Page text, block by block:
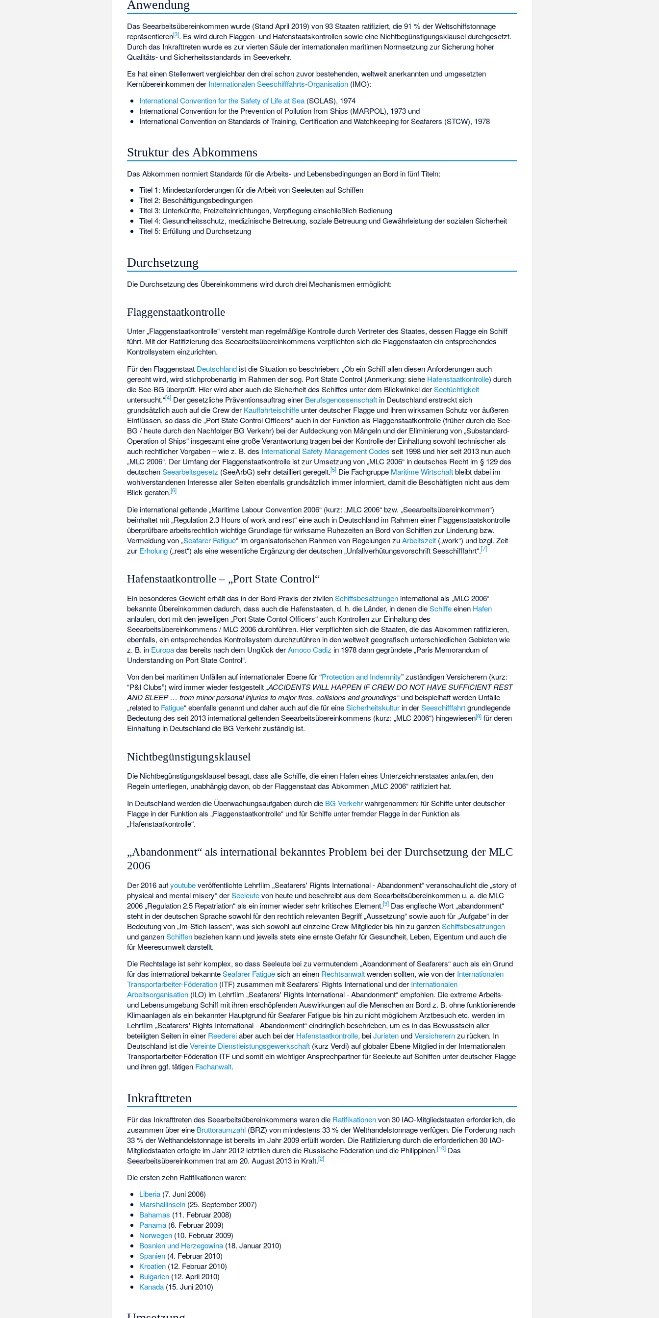
Anwendung
Das Seearbeitsübereinkommen wurde (Stand April 2019) von 93 Staaten ratifiziert, die 91 % der Weltschiffstonnage
repräsentieren[3]. Es wird durch Flaggen- und Hafenstaatskontrollen sowie eine Nichtbegünstigungsklausel durchgesetzt.
Durch das Inkrafttreten wurde es zur vierten Säule der internationalen maritimen Normsetzung zur Sicherung hoher
Qualitäts- und Sicherheitsstandards im Seeverkehr.
Es hat einen Stellenwert vergleichbar den drei schon zuvor bestehenden, weltweit anerkannten und umgesetzten
Kernübereinkommen der Internationalen Seeschifffahrts-Organisation (IMO):
International Convention for the Safety of Life at Sea(SOLAS), 1974
International Convention for the Prevention of Pollution from Ships (MARPOL), 1973 und
International Convention on Standards of Training, Certification and Watchkeeping for Seafarers (STCW), 1978
Struktur des Abkommens
Das Abkommen normiert Standards für die Arbeits- und Lebensbedingungen an Bord in fünf Titeln:
Titel 1: Mindestanforderungen für die Arbeit von Seeleuten auf Schiffen
Titel 2: Beschäftigungsbedingungen
Titel 3: Unterkünfte, Freizeiteinrichtungen, Verpflegung einschließlich Bedienung
Titel 4: Gesundheitsschutz, medizinische Betreuung, soziale Betreuung und Gewährleistung der sozialen Sicherheit
Titel 5: Erfüllung und Durchsetzung
Durchsetzung
Die Durchsetzung des Übereinkommens wird durch drei Mechanismen ermöglicht:
Flaggenstaatkontrolle
Unter „Flaggenstaatkontrolle“ versteht man regelmäßige Kontrolle durch Vertreter des Staates, dessen Flagge ein Schiff
führt. Mit der Ratifizierung des Seearbeitsübereinkommens verpflichten sich die Flaggenstaaten ein entsprechendes
Kontrollsystem einzurichten.
Für den Flaggenstaat Deutschland ist die Situation so beschrieben: „Ob ein Schiff allen diesen Anforderungen auch
gerecht wird, wird stichprobenartig im Rahmen der sog. Port State Control (Anmerkung: siehe Hafenstaatkontrolle) durch
die See-BG überprüft. Hier wird aber auch die Sicherheit des Schiffes unter dem Blickwinkel derSeetüchtigkeit
untersucht.“[4] Der gesetzliche Präventionsauftrag einer Berufsgenossenschaft in Deutschland erstreckt sich
grundsätzlich auch auf die Crew der Kauffahrteischiffe unter deutscher Flagge und ihren wirksamen Schutz vor äußeren
Einflüssen, so dass die „Port State Control Officers“ auch in der Funktion als Flaggenstaatkontrolle (früher durch dieSee-
BG / heute durch den Nachfolger BG Verkehr) bei der Aufdeckung von Mängeln und der Eliminierung von „Substandard-
Operation of Ships“ insgesamt eine große Verantwortung tragen bei der Kontrolle der Einhaltung sowohl technischer als
auch rechtlicher Vorgaben – wie z. B. des International Safety Management Codes seit 1998 und hier seit 2013 nun auch
„MLC 2006“. Der Umfang der Flaggenstaatkontrolle ist zur Umsetzung von „MLC 2006“ in deutsches Recht im § 129 des
deutschenSeearbeitsgesetz (SeeArbG) sehr detailliert geregelt.[5] Die Fachgruppe Maritime Wirtschaftbleibt dabei im
wohlverstandenen Interesse aller Seiten ebenfalls grundsätzlich immer informiert, damit die Beschäftigten nicht aus dem
Blick geraten.[6]
Die international geltende „Maritime Labour Convention 2006“ (kurz: „MLC 2006“ bzw. „Seearbeitsübereinkommen“)
beinhaltet mit „Regulation 2.3 Hours of work and rest“ eine auch in Deutschland im Rahmen einer Flaggenstaatskontrolle
überprüfbare arbeitsrechtlich wichtige Grundlage für wirksame Ruhezeiten an Bord von Schiffen zur Linderung bzw.
Vermeidung von „Seafarer Fatigue“ im organisatorischen Rahmen von Regelungen zuArbeitszeit („work“) und bzgl. Zeit
zur Erholung („rest“) als eine wesentliche Ergänzung der deutschen „Unfallverhütungsvorschrift Seeschifffahrt“.[7]
Hafenstaatkontrolle – „Port State Control“
Ein besonderes Gewicht erhält das in der Bord-Praxis der zivilenSchiffsbesatzungen international als „MLC 2006“
bekannte Übereinkommen dadurch, dass auch die Hafenstaaten, d. h. die Länder, in denen dieSchiffeeinen Hafen
anlaufen, dort mit den jeweiligen „Port State Contol Officers“ auch Kontrollen zur Einhaltung des
Seearbeitsübereinkommens / MLC 2006 durchführen. Hier verpflichten sich die Staaten, die das Abkommen ratifizieren,
ebenfalls, ein entsprechendes Kontrollsystem durchzuführen in den weltweit geografisch unterschiedlichen Gebieten wie
z. B. in Europadas bereits nach dem Unglück derAmoco Cadiz in 1978 dann gegründete „Paris Memorandum of
Understanding on Port State Control“.
Von den bei maritimen Unfällen auf internationaler Ebene für “Protection and Indemnity” zuständigen Versicherern (kurz:
“P&I Clubs”) wird immer wieder festgestellt„ACCIDENTS WILL HAPPEN IF CREW DO NOT HAVE SUFFICIENT REST
AND SLEEP … from minor personal injuries to major fires, collisions and groundings“und beispielhaft werden Unfälle
„related to Fatigue“ ebenfalls genannt und daher auch auf die für eineSicherheitskultur in derSeeschifffahrtgrundlegende
Bedeutung des seit 2013 international geltenden Seearbeitsübereinkommens (kurz: „MLC 2006“) hingewiesen[8] für deren
Einhaltung in Deutschland die BG Verkehr zuständig ist.
Nichtbegünstigungsklausel
Die Nichtbegünstigungsklausel besagt, dass alle Schiffe, die einen Hafen eines Unterzeichnerstaates anlaufen, den
Regeln unterliegen, unabhängig davon, ob der Flaggenstaat das Abkommen „MLC 2006“ ratifiziert hat.
In Deutschland werden die Überwachungsaufgaben durch die BG Verkehrwahrgenommen: für Schiffe unter deutscher
Flagge in der Funktion als „Flaggenstaatkontrolle“ und für Schiffe unter fremder Flagge in der Funktion als
„Hafenstaatkontrolle“.
„Abandonment“ als international bekanntes Problem bei der Durchsetzung der MLC
2006
Der 2016 aufyoutubeveröffentlichte Lehrfilm „Seafarers' Rights International - Abandonment“ veranschaulicht die „story of
physical and mental misery“ derSeeleutevon heute und beschreibt aus dem Seearbeitsübereinkommen u. a. die MLC
2006 „Regulation 2.5 Repatriation“ als ein immer wieder sehr kritisches Element.[9] Das englische Wort „abandonment“
steht in der deutschen Sprache sowohl für den rechtlich relevanten Begriff „Aussetzung“ sowie auch für „Aufgabe“ in der
Bedeutung von „Im-Stich-lassen“, was sich sowohl auf einzelne Crew-Mitglieder bis hin zu ganzenSchiffsbesatzungen
und ganzenSchiffenbeziehen kann und jeweils stets eine ernste Gefahr für Gesundheit, Leben, Eigentum und auch die
für Meeresumwelt darstellt.
Die Rechtslage ist sehr komplex, so dass Seeleute bei zu vermutendem „Abandonment of Seafarers“ auch als ein Grund
für das international bekannteSeafarer Fatiguesich an einen Rechtsanwaltwenden sollten, wie von der Internationalen
Transportarbeiter-Föderation (ITF) zusammen mit Seafarers' Rights International und der Internationalen
Arbeitsorganisation (ILO) im Lehrfilm „Seafarers' Rights International - Abandonment“ empfohlen. Die extreme Arbeits-
und Lebensumgebung Schiff mit ihren erschöpfenden Auswirkungen auf die Menschen an Bord z. B. ohne funktionierende
Klimaanlagen als ein bekannter Hauptgrund für Seafarer Fatigue bis hin zu nicht möglichem Arztbesuch etc. werden im
Lehrfilm „Seafarers' Rights International - Abandonment“ eindringlich beschrieben, um es in das Bewusstsein aller
beteiligten Seiten in einer Reedereiaber auch bei der Hafenstaatkontrolle, beiJuristen undVersicherernzu rücken. In
Deutschland ist dieVereinte Dienstleistungsgewerkschaft (kurz Verdi) auf globaler Ebene Mitglied in der Internationalen
Transportarbeiter-Föderation ITF und somit ein wichtiger Ansprechpartner für Seeleute auf Schiffen unter deutscher Flagge
und ihren ggf. tätigen Fachanwalt.
Inkrafttreten
Für das Inkrafttreten des Seearbeitsübereinkommens waren die Ratifikationenvon 30 IAO-Mitgliedstaaten erforderlich, die
zusammen über eine Bruttoraumzahl (BRZ) von mindestens 33 % der Welthandelstonnage verfügen. Die Forderung nach
33 % der Welthandelstonnage ist bereits im Jahr 2009 erfüllt worden. Die Ratifizierung durch die erforderlichen 30 IAO-
Mitgliedstaaten erfolgte im Jahr 2012 letztlich durch die Russische Föderation und die Philippinen.[10] Das
Seearbeitsübereinkommen trat am 20. August 2013 in Kraft.[2]
Die ersten zehn Ratifikationen waren:
Liberia(7. Juni 2006)
Marshallinseln(25. September 2007)
Bahamas (11. Februar 2008)
Panama(6. Februar 2009)
Norwegen(10. Februar 2009)
Bosnien und Herzegowina(18. Januar 2010)
Spanien(4. Februar 2010)
Kroatien(12. Februar 2010)
Bulgarien(12. April 2010)
Kanada(15. Juni 2010)